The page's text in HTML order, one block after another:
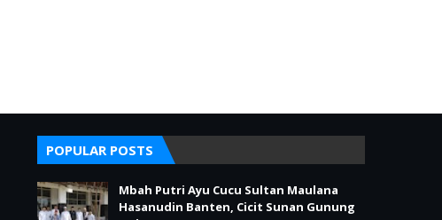
POPULAR POSTS
Mbah Putri Ayu Cucu Sultan Maulana
Hasanudin Banten, Cicit Sunan Gunung